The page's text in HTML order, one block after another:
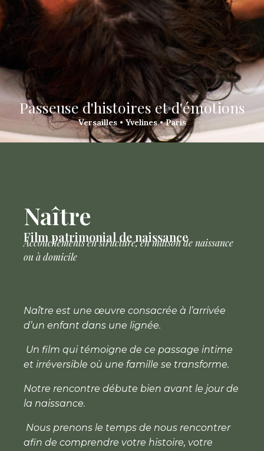
Passeuse d'histoires et d'émotions
Versailles • Yvelines • Paris
Naître
Film patrimonial de naissance
Accouchements en structure, en maison de naissance
ou à domicile
Naître est une œuvre consacrée à l’arrivée
d’un enfant dans une lignée.
Un film qui témoigne de ce passage intime
et irréversible où une famille se transforme.
Notre rencontre débute bien avant le jour de
la naissance.
Nous prenons le temps de nous rencontrer
afin de comprendre votre histoire, votre